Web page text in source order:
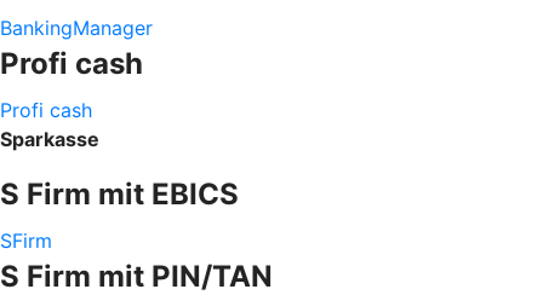
BankingManager
Profi cash
Profi cash
Sparkasse
S Firm mit EBICS
SFirm
S Firm mit PIN/TAN